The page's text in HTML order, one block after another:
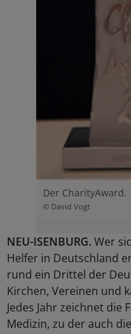
Der CharityAward.
© David Vogt
NEU-ISENBURG.Wer
Helfer in Deutschland
rund ein Drittel der
Kirchen, Vereinen und
Jedes Jahr zeichnet die
Medizin, zu der auch